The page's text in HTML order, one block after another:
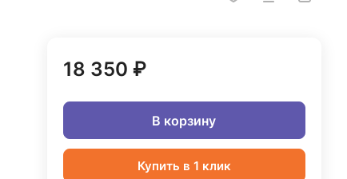
18 350 ₽
В корзину
Купить в 1 клик